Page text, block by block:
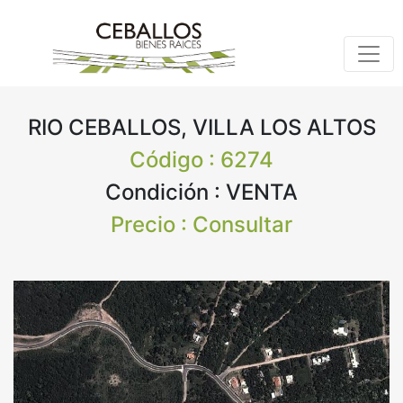
RIO CEBALLOS, VILLA LOS ALTOS
Código : 6274
Condición : VENTA
Precio : Consultar